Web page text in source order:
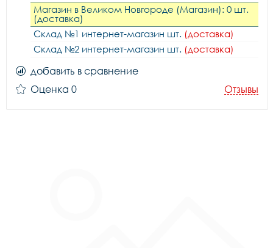
Магазин в Великом Новгороде (Магазин): 0 шт.
(доставка)
Склад №1 интернет-магазин шт. (доставка)
Склад №2 интернет-магазин шт. (доставка)
добавить в сравнение
Оценка 0
Отзывы